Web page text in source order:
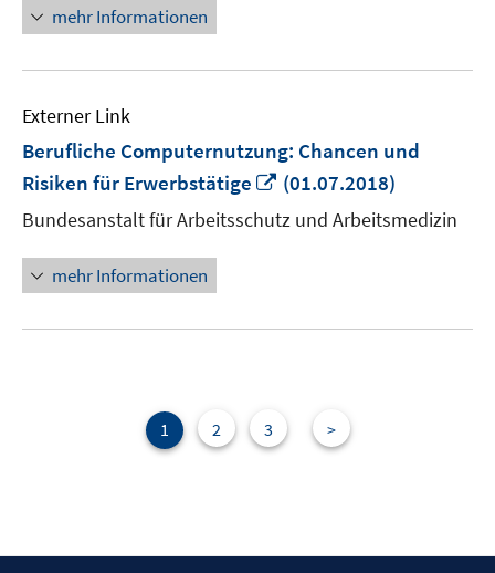
mehr Informationen
Externer Link
Berufliche Computernutzung: Chancen und
Risiken für Erwerbstätige
In
neuem
Fenster
(01.07.2018)
Bundesanstalt für Arbeitsschutz und Arbeitsmedizin
mehr Informationen
1 2 3 >